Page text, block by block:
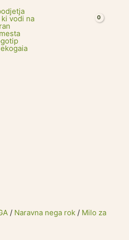
/ Naravna nega rok / Milo za